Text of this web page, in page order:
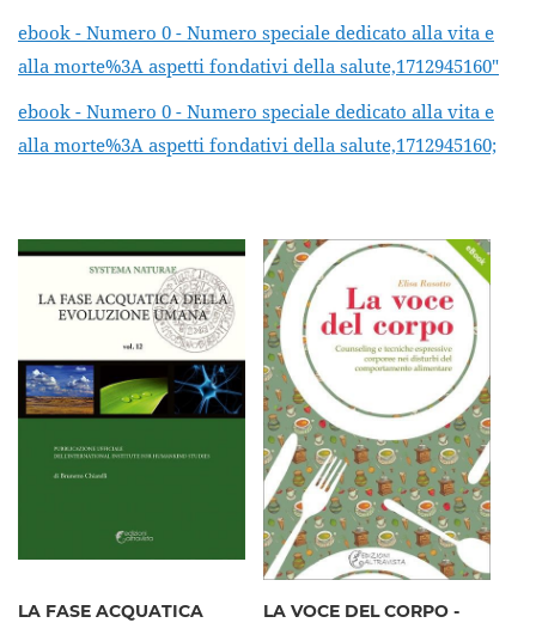
ebook - Numero 0 - Numero speciale dedicato alla vita e
alla morte%3A aspetti fondativi della salute,1712945160"
ebook - Numero 0 - Numero speciale dedicato alla vita e
alla morte%3A aspetti fondativi della salute,1712945160;
LA FASE ACQUATICA
LA VOCE DEL CORPO -